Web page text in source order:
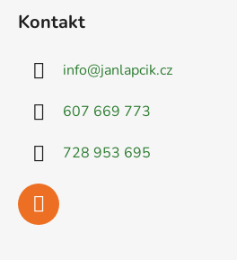
Kontakt
info@janlapcik.cz
607 669 773
728 953 695